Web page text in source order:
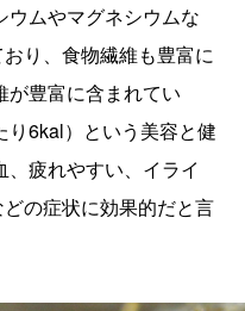
ウムやマグネシウムな
り、食物繊維も豊富に
が豊富に含まれてい
6kal）という美容と健
疲れやすい、イライ
の症状に効果的だと言